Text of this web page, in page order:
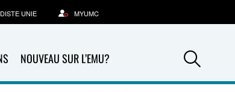
NOUVEAU SUR L’EMU?
UNIE MYUMC